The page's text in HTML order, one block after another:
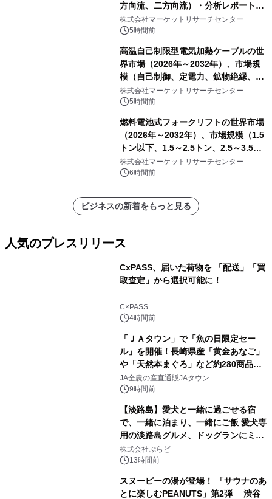
方向流、二方向流）・分析レポートを
発表
株式会社マーケットリサーチセンター
5時間前
高温自己制限型電気加熱ケーブルの世
界市場（2026年～2032年）、市場規
模（自己制御、定電力、鉱物絶縁、表
皮効果）・分析レポートを発表
株式会社マーケットリサーチセンター
5時間前
燃料電池式フォークリフトの世界市場
（2026年～2032年）、市場規模（1.5
トン以下、1.5～2.5トン、2.5～3.5ト
ン、3.5～5.0トン、その他）・分析レ
ポートを発表
株式会社マーケットリサーチセンター
6時間前
ビジネスの新着をもっと見る
人気のプレスリリース
CxPASS、届いた荷物を 「配送」「買
取査定」から選択可能に！
C×PASS
4時間前
「ＪＡタウン」で「魚の日限定セー
ル」を開催！長崎県産「黄金あなご」
や「天然本まぐろ」など約280商品を
販売！～毎月１０日の定例企画～
JA全農の産直通販JAタウン
9時間前
【淡路島】愛犬と一緒に過ごせる宿
で、一緒に泊まり、一緒にご飯 愛犬専
用の淡路島グルメ、ドッグランにミニ
プール グランピングとトレーラーハウ
スの2施設で
株式会社ぷらど
13時間前
スヌーピーの湯が登場！ 「サウナのあ
とに楽しむPEANUTS」第2弾 渋谷